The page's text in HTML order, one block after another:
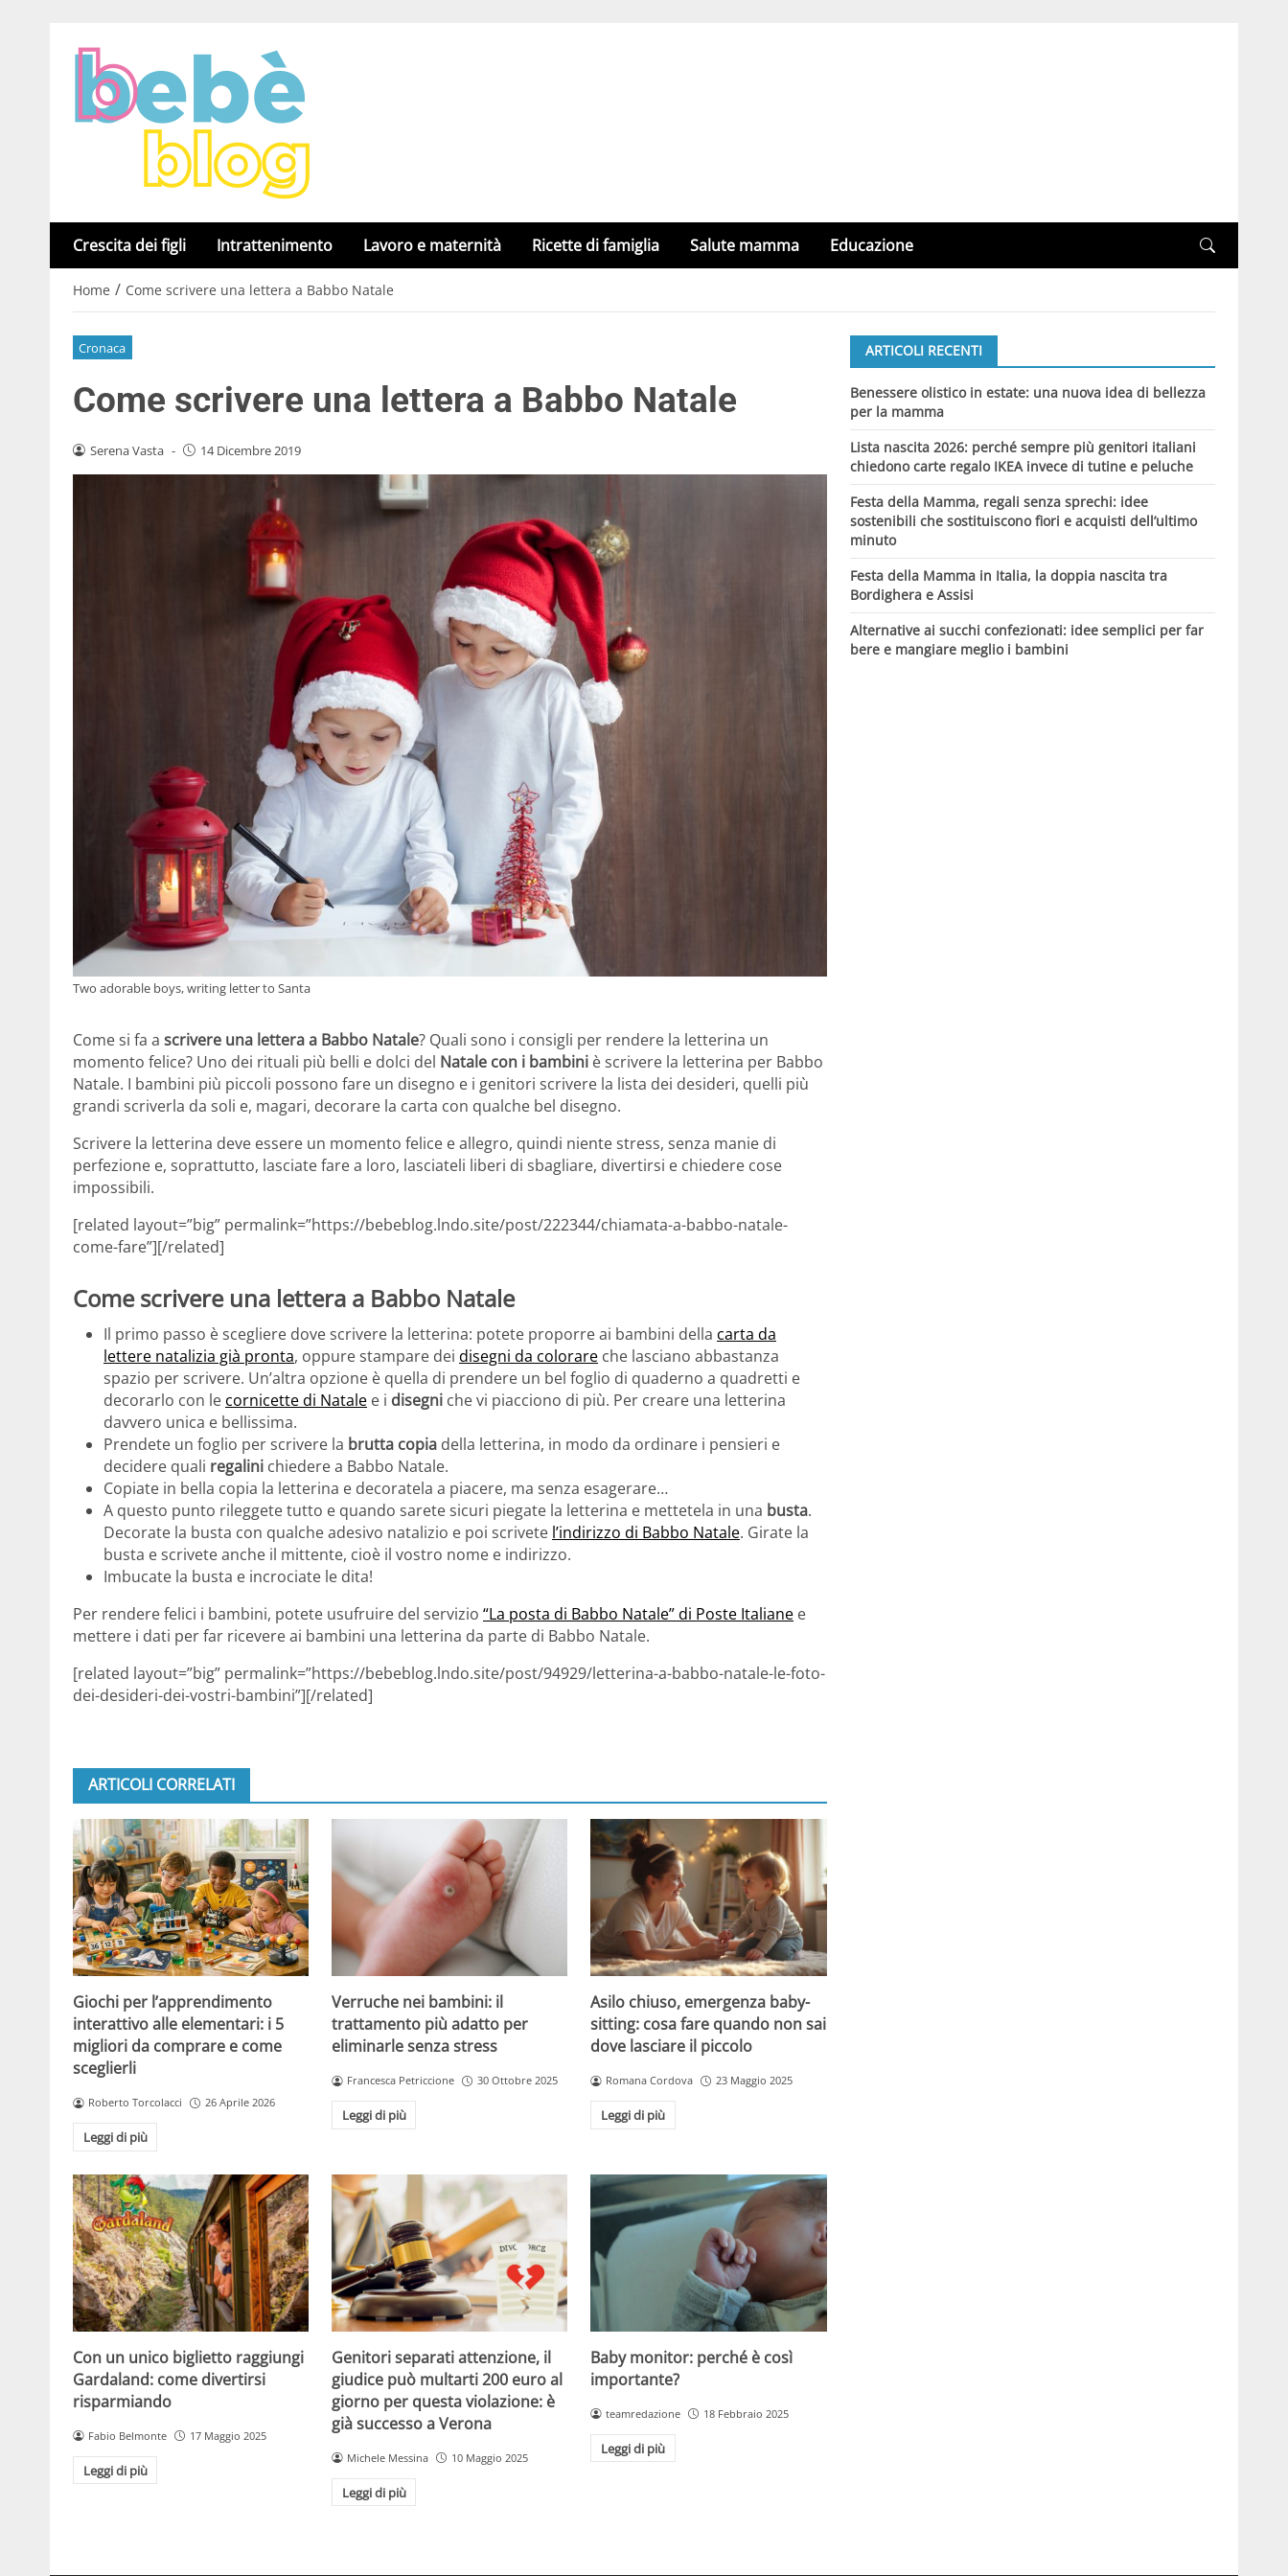
Crescita dei figli Intrattenimento Lavoro e maternità Ricette di famiglia Salute mamma Educazione
Home / Come scrivere una lettera a Babbo Natale
Cronaca
Come scrivere una lettera a Babbo Natale
Serena Vasta - 14 Dicembre 2019
Two adorable boys, writing letter to Santa
Come si fa a scrivere una lettera a Babbo Natale? Quali sono i consigli per rendere la letterina un
momento felice? Uno dei rituali più belli e dolci del Natale con i bambini è scrivere la letterina per Babbo
Natale. I bambini più piccoli possono fare un disegno e i genitori scrivere la lista dei desideri, quelli più
grandi scriverla da soli e, magari, decorare la carta con qualche bel disegno.
Scrivere la letterina deve essere un momento felice e allegro, quindi niente stress, senza manie di
perfezione e, soprattutto, lasciate fare a loro, lasciateli liberi di sbagliare, divertirsi e chiedere cose
impossibili.
[related layout=”big” permalink=”https://bebeblog.lndo.site/post/222344/chiamata-a-babbo-natale-
come-fare”][/related]
Come scrivere una lettera a Babbo Natale
Il primo passo è scegliere dove scrivere la letterina: potete proporre ai bambini della carta da
lettere natalizia già pronta, oppure stampare dei disegni da colorare che lasciano abbastanza
spazio per scrivere. Un’altra opzione è quella di prendere un bel foglio di quaderno a quadretti e
decorarlo con le cornicette di Natale e i disegni che vi piacciono di più. Per creare una letterina
davvero unica e bellissima.
Prendete un foglio per scrivere la brutta copia della letterina, in modo da ordinare i pensieri e
decidere quali regalini chiedere a Babbo Natale.
Copiate in bella copia la letterina e decoratela a piacere, ma senza esagerare…
A questo punto rileggete tutto e quando sarete sicuri piegate la letterina e mettetela in una busta.
Decorate la busta con qualche adesivo natalizio e poi scrivete l’indirizzo di Babbo Natale. Girate la
busta e scrivete anche il mittente, cioè il vostro nome e indirizzo.
Imbucate la busta e incrociate le dita!
Per rendere felici i bambini, potete usufruire del servizio “La posta di Babbo Natale” di Poste Italiane e
mettere i dati per far ricevere ai bambini una letterina da parte di Babbo Natale.
[related layout=”big” permalink=”https://bebeblog.lndo.site/post/94929/letterina-a-babbo-natale-le-foto-
dei-desideri-dei-vostri-bambini”][/related]
ARTICOLI CORRELATI
Giochi per l’apprendimento
interattivo alle elementari: i 5
migliori da comprare e come
sceglierli
Roberto Torcolacci 26 Aprile 2026
Leggi di più
Verruche nei bambini: il
trattamento più adatto per
eliminarle senza stress
Francesca Petriccione 30 Ottobre 2025
Leggi di più
Asilo chiuso, emergenza baby-
sitting: cosa fare quando non sai
dove lasciare il piccolo
Romana Cordova 23 Maggio 2025
Leggi di più
Con un unico biglietto raggiungi
Gardaland: come divertirsi
risparmiando
Fabio Belmonte 17 Maggio 2025
Leggi di più
Genitori separati attenzione, il
giudice può multarti 200 euro al
giorno per questa violazione: è
già successo a Verona
Michele Messina 10 Maggio 2025
Leggi di più
Baby monitor: perché è così
importante?
teamredazione 18 Febbraio 2025
Leggi di più
ARTICOLI RECENTI
Benessere olistico in estate: una nuova idea di bellezza
per la mamma
Lista nascita 2026: perché sempre più genitori italiani
chiedono carte regalo IKEA invece di tutine e peluche
Festa della Mamma, regali senza sprechi: idee
sostenibili che sostituiscono fiori e acquisti dell’ultimo
minuto
Festa della Mamma in Italia, la doppia nascita tra
Bordighera e Assisi
Alternative ai succhi confezionati: idee semplici per far
bere e mangiare meglio i bambini